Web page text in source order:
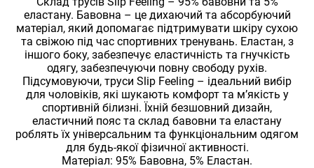
еластану. Бавовна – це дихаючий та абсорбуючий
матеріал, який допомагає підтримувати шкіру сухою
та свіжою під час спортивних тренувань. Еластан, з
іншого боку, забезпечує еластичність та гнучкість
одягу, забезпечуючи повну свободу рухів.
Підсумовуючи, труси Slip Feeling – ідеальний вибір
для чоловіків, які шукають комфорт та м’якість у
спортивній білизні. Їхній безшовний дизайн,
еластичний пояс та склад бавовни та еластану
роблять їх універсальним та функціональним одягом
для будь-якої фізичної активності.
Матеріал: 95% Бавовна, 5% Еластан.